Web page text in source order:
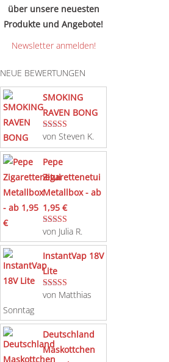
über unsere neuesten
Produkte und Angebote!
Newsletter anmelden!
NEUE BEWERTUNGEN
SMOKING
RAVEN BONG
Bewertet mit
5von 5
von Steven K.
Pepe
Zigarettenetui
Metallbox - ab
1,95 €
Bewertet mit
5von 5
von Julia R.
InstantVap 18V
Lite
Bewertet mit
von Matthias
Sonntag
Deutschland
Maskottchen